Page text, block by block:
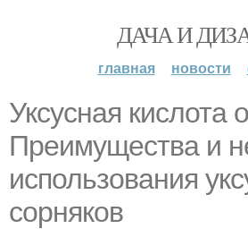
ДАЧА И
главная новости
Уксусная кислота
Преимущества и
использования
сорняков